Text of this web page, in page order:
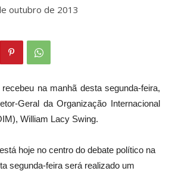
outubro de 2013
na manhã desta segunda-feira,
Geral da Organização Internacional
William Lacy Swing.
hoje no centro do debate político na
segunda-feira será realizado um